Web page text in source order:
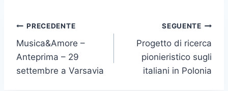
Navigazione
articoli
PRECEDENTE
Musica&Amore –
Anteprima – 29
settembre a Varsavia
SEGUENTE
Progetto di ricerca
pionieristico sugli
italiani in Polonia